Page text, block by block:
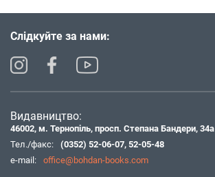
Слідкуйте за нами:
Видавництво:
46002, м. Тернопіль, просп. Степана Бандери, 34а
Тел./факс:
(0352) 52-06-07, 52-05-48
e-mail:
office@bohdan-books.com